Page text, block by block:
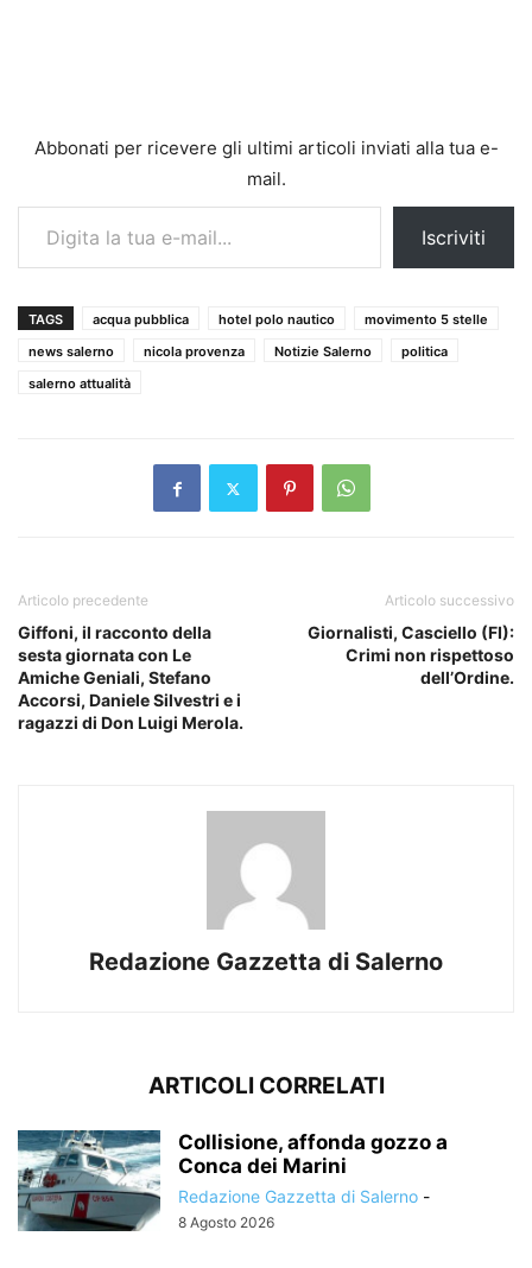
Abbonati per ricevere gli ultimi articoli inviati alla tua e-
mail.
Digita la tua e-mail...
Iscriviti
TAGS acqua pubblica hotel polo nautico
movimento 5 stelle
news salerno
nicola provenza Notizie Salerno
politica
salerno attualità
Articolo precedente
Giffoni, il racconto della
sesta giornata con Le
Amiche Geniali, Stefano
Accorsi, Daniele Silvestri e i
ragazzi di Don Luigi Merola.
Articolo successivo
Giornalisti, Casciello (FI):
Crimi non rispettoso
dell’Ordine.
Redazione Gazzetta di Salerno
ARTICOLI CORRELATI
Collisione, affonda gozzo a
Conca dei Marini
Redazione Gazzetta di Salerno -
8 Agosto 2026